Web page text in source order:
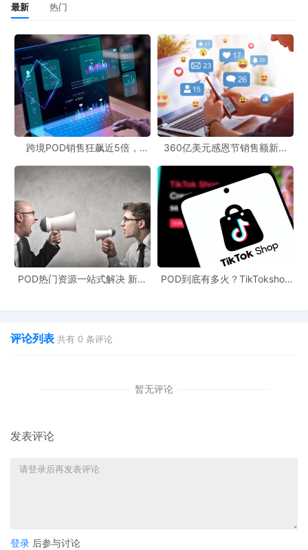
最新 热门
跨境POD销售狂飙近5倍，
360亿美元感恩节销售额新纪
新风潮！
POD热门资源一站式解决 新手
POD到底有多火？TikTokshop
评论列表 共有 0 条评论
暂无评论
发表评论
登录 后参与讨论